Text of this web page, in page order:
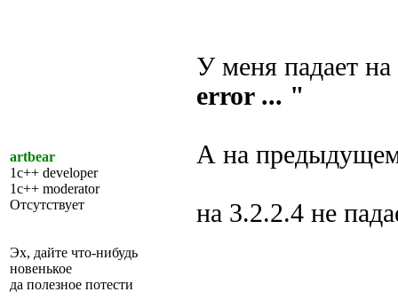
artbear
1c++ developer
1c++ moderator
Отсутствует
Эх, дайте что-нибудь
новенькое
да полезное потести
У меня падает
error ... "
А на
на 3.2.2.4 не